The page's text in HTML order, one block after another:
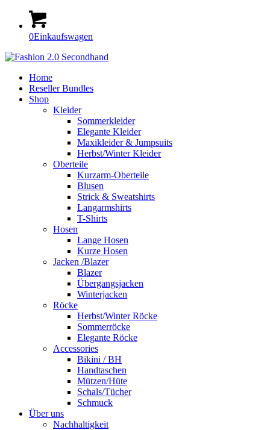
0Einkaufswagen
Home
Reseller Bundles
Shop
Kleider
Sommerkleider
Elegante Kleider
Maxikleider & Jumpsuits
Herbst/Winter Kleider
Oberteile
Kurzarm-Oberteile
Blusen
Strick & Sweatshirts
Langarmshirts
T-Shirts
Hosen
Lange Hosen
Kurze Hosen
Jacken /Blazer
Blazer
Übergangsjacken
Winterjacken
Röcke
Herbst/Winter Röcke
Sommerröcke
Elegante Röcke
Accessories
Bikini / BH
Handtaschen
Mützen/Hüte
Schals/Tücher
Schmuck
Über uns
Nachhaltigkeit